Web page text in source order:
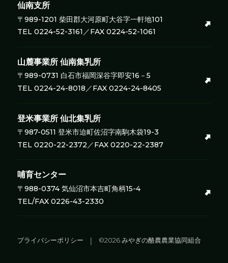
仙南支所
〒989-1201 柴田郡大河原町大谷字一軒地101
TEL 0224-52-3161／FAX 0224-52-1061
山麓事業所仙南集乳所
〒989-0731 白石市福岡深谷字即安16－5
TEL 0224-24-8018／FAX 0224-24-8405
登米事業所仙北集乳所
〒987-0511 登米市迫町佐沼字南駒木袋19-3
TEL 0220-22-2372／FAX 0220-22-2387
哺育センター
〒988-0374 気仙沼市本吉町角柄15-4
TEL/FAX 0226-43-2330
プライバシーポリシー ©2026 みやぎの酪農農業協同組合